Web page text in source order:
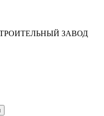
ЗАВОД